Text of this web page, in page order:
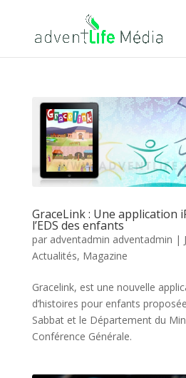
GraceLink : Une application
l’EDS des enfants
par adventadmin adventadmin |
Actualités, Magazine
Gracelink, est une nouvelle
d’histoires pour enfants
Sabbat et le Département du
Conférence Générale.